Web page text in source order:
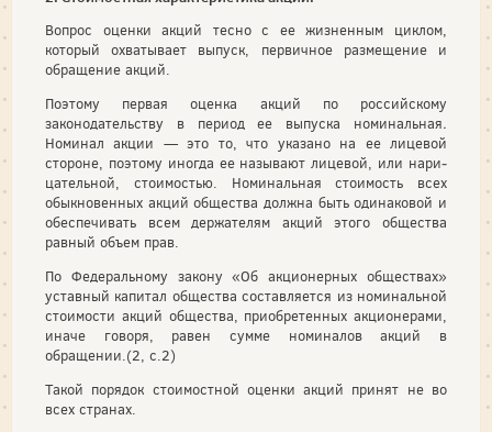
Вопрос оценки акций тесно c ее жизненным цик­лом,
который охватывает выпуск, первичное размещение и
обращение акций.
Поэтому первая оценка акций по российскому
законодательству в период ее выпуска номинальная.
Номинал акции — это то, что указано на ее лицевой
стороне, поэтому иногда ее называют лицевой, или нари­
цательной, стоимостью. Номинальная стоимость всех
обыкновенных акций общества должна быть одинаковой и
обеспечивать всем держате­лям акций этого общества
равный объем прав.
По Федеральному закону «Об акционерных обществах»
уставный ка­питал общества составляется из номинальной
стоимости акций обще­ства, приобретенных акционерами,
иначе говоря, равен сумме номина­лов акций в
обращении.(2, с.2)
Такой порядок стоимостной оценки акций принят не во
всех стра­нах.